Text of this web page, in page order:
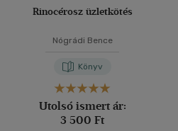
Rinocérosz üzletkötés
Nógrádi Bence
Könyv
Utolsó ismert ár:
3 500 Ft